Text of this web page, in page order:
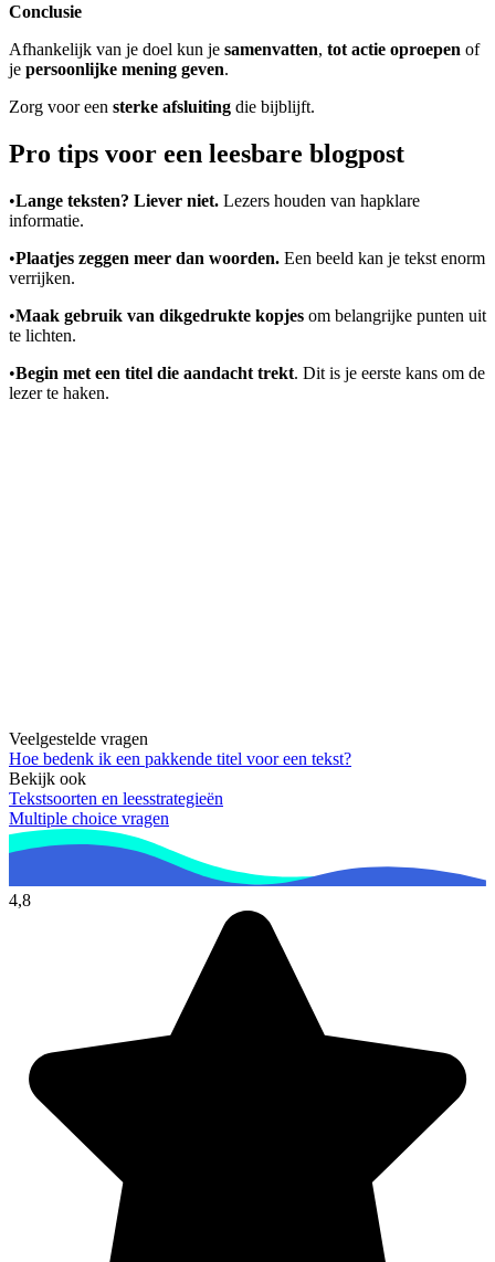
Conclusie
Afhankelijk van je doel kun je samenvatten, tot actie oproepen of
je persoonlijke mening geven.
Zorg voor een sterke afsluiting die bijblijft.
Pro tips voor een leesbare blogpost
•Lange teksten? Liever niet. Lezers houden van hapklare
informatie.
•Plaatjes zeggen meer dan woorden. Een beeld kan je tekst enorm
verrijken.
•Maak gebruik van dikgedrukte kopjes om belangrijke punten uit
te lichten.
•Begin met een titel die aandacht trekt. Dit is je eerste kans om de
lezer te haken.
Veelgestelde vragen
Hoe bedenk ik een pakkende titel voor een tekst?
Bekijk ook
Tekstsoorten en leesstrategieën
Multiple choice vragen
4,8